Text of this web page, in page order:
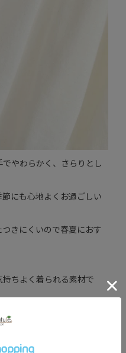
やわらかく、さらりとし
にも心地よくお過ごしい
きにくいので春夏におす
ちよく着られる素材で
、夏の強い日差し対策にも